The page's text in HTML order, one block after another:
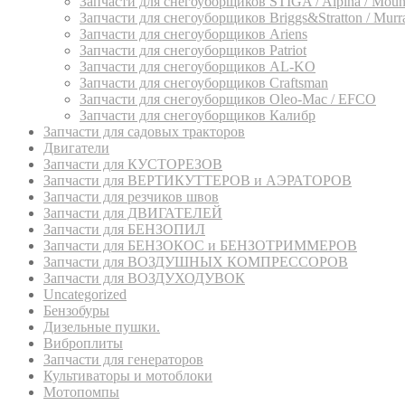
Запчасти для снегоуборщиков Briggs&Stratton /
Запчасти для снегоуборщиков Ariens
Запчасти для снегоуборщиков Patriot
Запчасти для снегоуборщиков AL-KO
Запчасти для снегоуборщиков Craftsman
Запчасти для снегоуборщиков Oleo-Mac / EFCO
Запчасти для снегоуборщиков Калибр
Запчасти для садовых тракторов
Двигатели
Запчасти для КУСТОРЕЗОВ
Запчасти для ВЕРТИКУТТЕРОВ и АЭРАТОРОВ
Запчасти для резчиков швов
Запчасти для ДВИГАТЕЛЕЙ
Запчасти для БЕНЗОПИЛ
Запчасти для БЕНЗОКОС и БЕНЗОТРИММЕРОВ
Запчасти для ВОЗДУШНЫХ КОМПРЕССОРОВ
Запчасти для ВОЗДУХОДУВОК
Uncategorized
Бензобуры
Дизельные пушки.
Виброплиты
Запчасти для генераторов
Культиваторы и мотоблоки
Мотопомпы